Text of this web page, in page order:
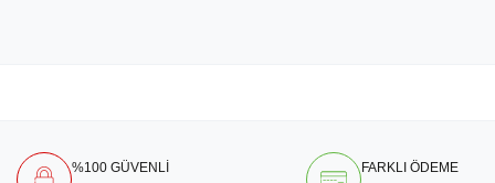
%100 GÜVENLİ
FARKLI ÖDEME